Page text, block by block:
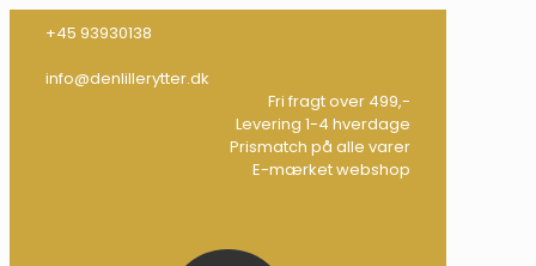
+45 93930138
info@denlillerytter.dk
Fri fragt over 499,-
Levering 1-4 hverdage
Prismatch på alle varer
E-mærket webshop